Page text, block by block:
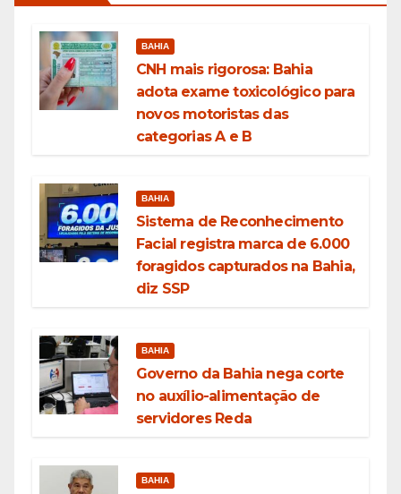
BAHIA
CNH mais rigorosa: Bahia
adota exame toxicológico para
novos motoristas das
categorias A e B
BAHIA
Sistema de Reconhecimento
Facial registra marca de 6.000
foragidos capturados na Bahia,
diz SSP
BAHIA
Governo da Bahia nega corte
no auxílio-alimentação de
servidores Reda
BAHIA